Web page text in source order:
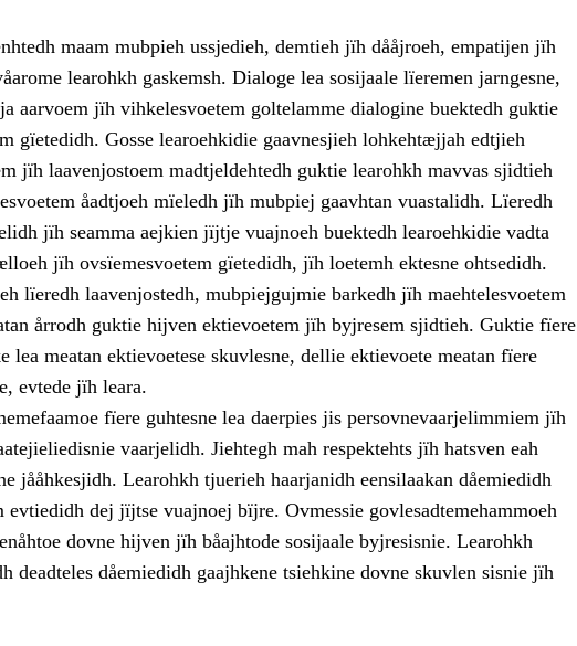
maam mubpieh ussjedieh, demtieh jïh dååjroeh, empatijen jïh
learohkh gaskemsh. Dialoge lea sosijaale lïeremen jarngesne,
aarvoem jïh vihkelesvoetem goltelamme dialogine buektedh guktie
gïetedidh. Gosse learoehkidie gaavnesjieh lohkehtæjjah edtjieh
jïh laavenjostoem madtjeldehtedh guktie learohkh mavvas sjidtieh
åadtjoeh mïeledh jïh mubpiej gaavhtan vuastalidh. Lïeredh
jïh seamma aejkien jïjtje vuajnoeh buektedh learoehkidie vadta
jïh ovsïemesvoetem gïetedidh, jïh loetemh ektesne ohtsedidh.
lïeredh laavenjostedh, mubpiejgujmie barkedh jïh maehtelesvoetem
årrodh guktie hijven ektievoetem jïh byjresem sjidtieh. Guktie fïere
lea meatan ektievoetese skuvlesne, dellie ektievoete meatan fïere
evtede jïh leara.
fïere guhtesne lea daerpies jis persovnevaarjelimmiem jïh
vaarjelidh. Jiehtegh mah respektehts jïh hatsven eah
jååhkesjidh. Learohkh tjuerieh haarjanidh eensilaakan dåemiedidh
evtiedidh dej jïjtse vuajnoej bïjre. Ovmessie govlesadtemehammoeh
dovne hijven jïh båajhtode sosijaale byjresisnie. Learohkh
deadteles dåemiedidh gaajhkene tsiehkine dovne skuvlen sisnie jïh